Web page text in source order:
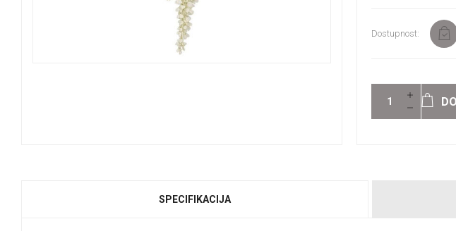
Dostupnost:
SPECIFIKACIJA